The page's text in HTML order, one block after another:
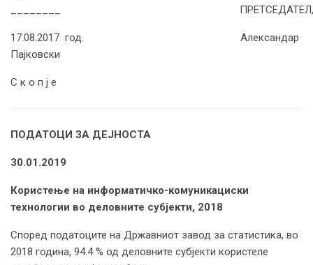
________ ПРЕТСЕДАТЕЛ,
17.08.2017 год. Александар
Пајковски
С к о п ј е
ПОДАТОЦИ ЗА ДЕЈНОСТА
30.01.2019
Користење на информатичко-комуникациски
технологии во деловните субјекти, 2018
Според податоците на Државниот завод за статистика, во
2018 година, 94.4 % од деловните субјекти користеле